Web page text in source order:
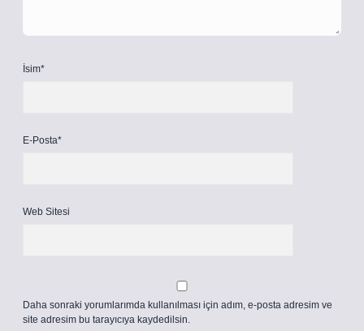
İsim*
E-Posta*
Web Sitesi
Daha sonraki yorumlarımda kullanılması için adım, e-posta adresim ve
site adresim bu tarayıcıya kaydedilsin.